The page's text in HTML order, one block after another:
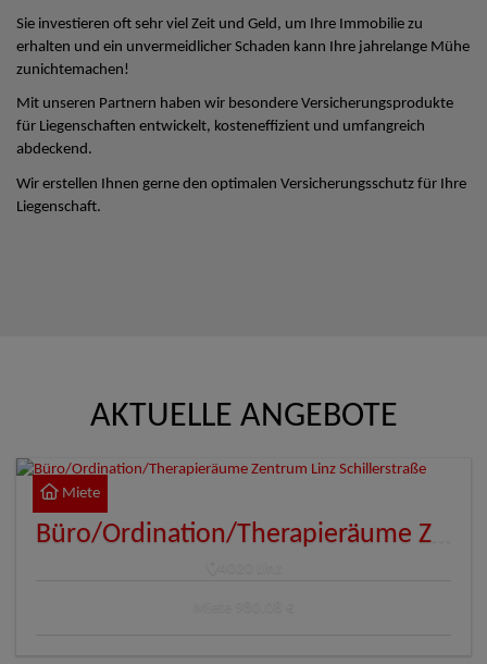
Sie investieren oft sehr viel Zeit und Geld, um Ihre Immobilie zu
erhalten und ein unvermeidlicher Schaden kann Ihre jahrelange Mühe
zunichtemachen!
Mit unseren Partnern haben wir besondere Versicherungsprodukte
für Liegenschaften entwickelt, kosteneffizient und umfangreich
abdeckend.
Wir erstellen Ihnen gerne den optimalen Versicherungsschutz für Ihre
Liegenschaft.
AKTUELLE ANGEBOTE
Miete